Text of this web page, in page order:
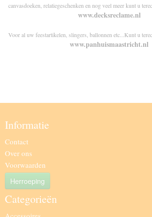
canvasdoeken, relatiegeschenken en nog veel meer kunt u
www.decksreclame.nl
Voor al uw feestartikelen, slingers, ballonnen etc...Kunt u
www.panhuismaastricht.nl
Informatie
Contact
Over ons
Voorwaarden
Herroeping
Categorieën